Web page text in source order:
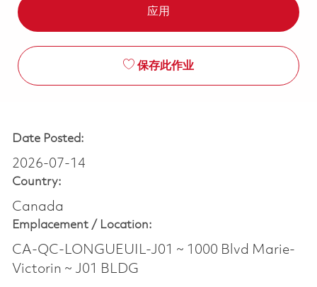
应用
保存此作业
Date Posted:
2026-07-14
Country:
Canada
Emplacement / Location:
CA-QC-LONGUEUIL-J01 ~ 1000 Blvd Marie-
Victorin ~ J01 BLDG